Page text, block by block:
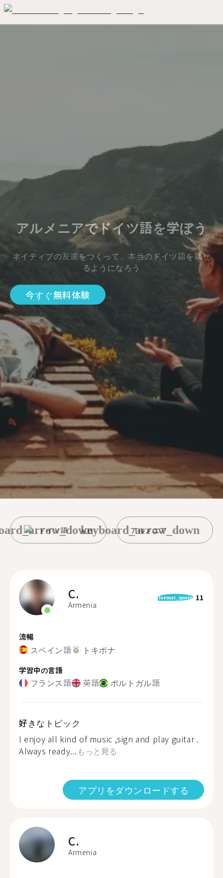
アルメニアでドイツ語を学ぼう
ネイティブの友達をつくって、本当のドイツ語を話せ
るようになろう
今すぐ無料体験
ドイツ語 アルメニア
keyboard_arrow_down
C.
Armenia
format_quote 11
流暢
スペイン語 トキポナ
学習中の言語
フランス語 英語 ポルトガル語
好きなトピック
I enjoy all kind of music ,sign and play guitar .
Always ready... もっと見る
アプリをダウンロードする
C.
Armenia